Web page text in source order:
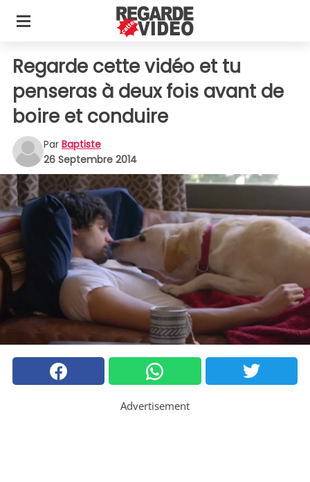
Regarde cette vidéo et tu
penseras à deux fois avant de
boire et conduire
Par Baptiste
26 Septembre 2014
Advertisement